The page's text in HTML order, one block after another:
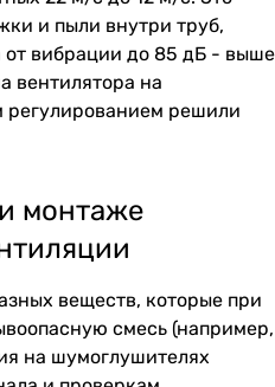
и пыли внутри труб,
вибрации до 85 дБ - выше
вентилятора на
регулированием решили
монтаже
веществ, которые при
смесь (например,
на шумоглушителях